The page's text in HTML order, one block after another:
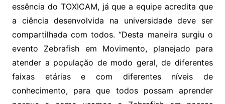
essência do TOXICAM, já que a equipe acredita que
a ciência desenvolvida na universidade deve ser
compartilhada com todos. “Desta maneira surgiu o
evento Zebrafish em Movimento, planejado para
atender a população de modo geral, de diferentes
faixas etárias e com diferentes níveis de
conhecimento, para que todos possam aprender